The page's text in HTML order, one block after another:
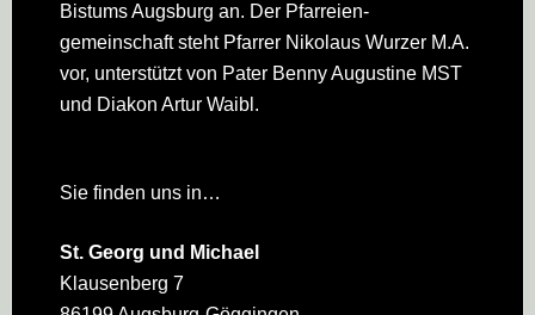
Bistums Augsburg an. Der Pfarreien­
gemeinschaft steht Pfarrer Nikolaus Wurzer M.A.
vor, unterstützt von Pater Benny Augustine MST
und Diakon Artur Waibl.
Sie finden uns in…
St. Georg und Michael
Klausenberg 7